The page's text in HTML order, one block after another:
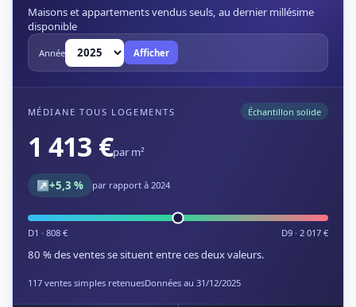
Maisons et appartements vendus seuls, au dernier millésime
disponible
Année Afficher
MÉDIANE TOUS LOGEMENTS Échantillon solide
1 413 €par m²
↗+5,3 % par rapport à 2024
D1 · 808 € D9 · 2 017 €
80 % des ventes se situent entre ces deux valeurs.
117 ventes simples retenuesDonnées au 31/12/2025